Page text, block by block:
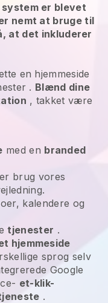
er blevet
nemt at bruge til
at det inkluderer
en hjemmeside
. Blænd dine
, takket være
med en branded
brug vores
kalendere og
tjenester .
hjemmeside
sprog selv
Google
et-klik-
.